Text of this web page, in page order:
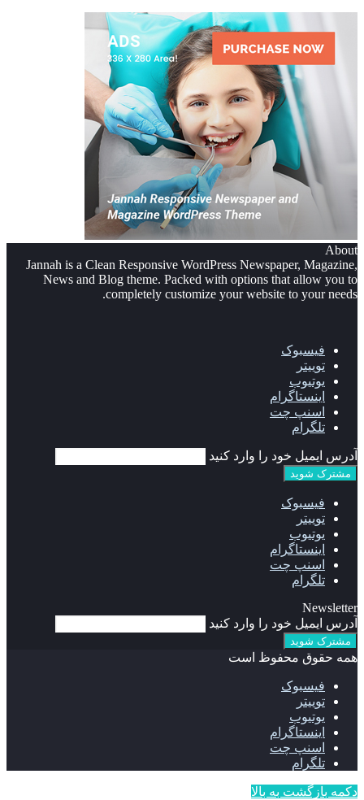
About
Jannah is a Clean Responsive WordPress Newspaper, Magazine,
News and Blog theme. Packed with options that allow you to
completely customize your website to your needs.
فیسبوک
توییتر
یوتیوب
اینستاگرام
اسنپ چت
تلگرام
آدرس ایمیل خود را وارد کنید
فیسبوک
توییتر
یوتیوب
اینستاگرام
اسنپ چت
تلگرام
Newsletter
آدرس ایمیل خود را وارد کنید
همه حقوق محفوظ است
فیسبوک
توییتر
یوتیوب
اینستاگرام
اسنپ چت
تلگرام
دکمه بازگشت به بالا